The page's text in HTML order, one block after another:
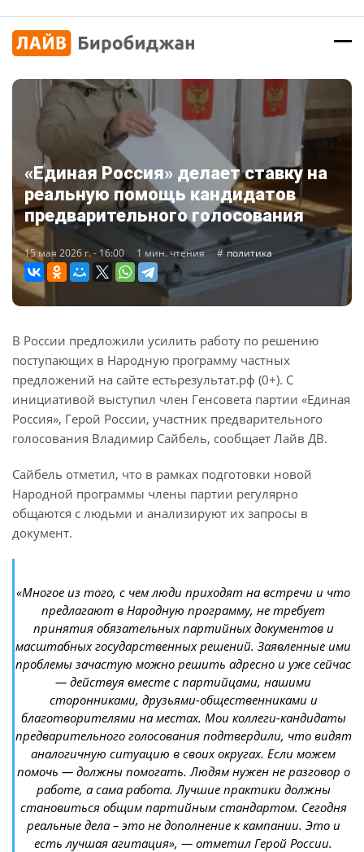
«Единая Россия» делает ставку на
реальную помощь кандидатов
предварительного голосования
15 мая 2026 г. - 16:00 1 мин. чтения политика
В России предложили усилить работу по решению
поступающих в Народную программу частных
предложений на сайте естьрезультат.рф (0+). С
инициативой выступил член Генсовета партии «Единая
Россия», Герой России, участник предварительного
голосования Владимир Сайбель, сообщает Лайв ДВ.
Сайбель отметил, что в рамках подготовки новой
Народной программы члены партии регулярно
общаются с людьми и анализируют их запросы в
документ.
«Многое из того, с чем люди приходят на встречи и что
предлагают в Народную программу, не требует
принятия обязательных партийных документов и
масштабных государственных решений. Заявленные ими
проблемы зачастую можно решить адресно и уже сейчас
— действуя вместе с партийцами, нашими
сторонниками, друзьями-общественниками и
благотворителями на местах. Мои коллеги-кандидаты
предварительного голосования подтвердили, что видят
аналогичную ситуацию в своих округах. Если можем
помочь — должны помогать. Людям нужен не разговор о
работе, а сама работа. Лучшие практики должны
становиться общим партийным стандартом. Сегодня
реальные дела – это не дополнение к кампании. Это и
есть лучшая агитация», — отметил Герой России.